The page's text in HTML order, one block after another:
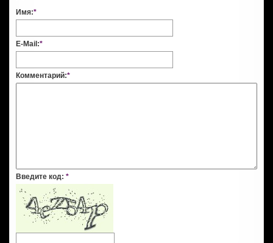
Имя:*
E-Mail:*
Комментарий:*
Введите код: *